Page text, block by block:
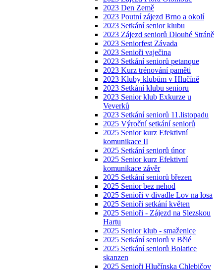
2023 Den Země
2023 Poutní zájezd Brno a okolí
2023 Setkání senior klubu
2023 Zájezd seniorů Dlouhé Stráně
2023 Seniorfest Závada
2023 Senioři vaječina
2023 Setkání seniorů petanque
2023 Kurz trénování paměti
2023 Kluby klubům v Hlučíně
2023 Setkání klubu senioru
2023 Senior klub Exkurze u
Veverků
2023 Setkání seniorů 11.listopadu
2025 Výroční setkání seniorů
2025 Senior kurz Efektivní
komunikace II
2025 Setkání seniorů únor
2025 Senior kurz Efektivní
komunikace závěr
2025 Setkání seniorů březen
2025 Senior bez nehod
2025 Senioři v divadle Lov na losa
2025 Senioři setkání květen
2025 Senioři - Zájezd na Slezskou
Hartu
2025 Senior klub - smaženice
2025 Setkání seniorů v Bělé
2025 Setkání seniorů Bolatice
skanzen
2025 Senioři Hlučínska Chlebičov